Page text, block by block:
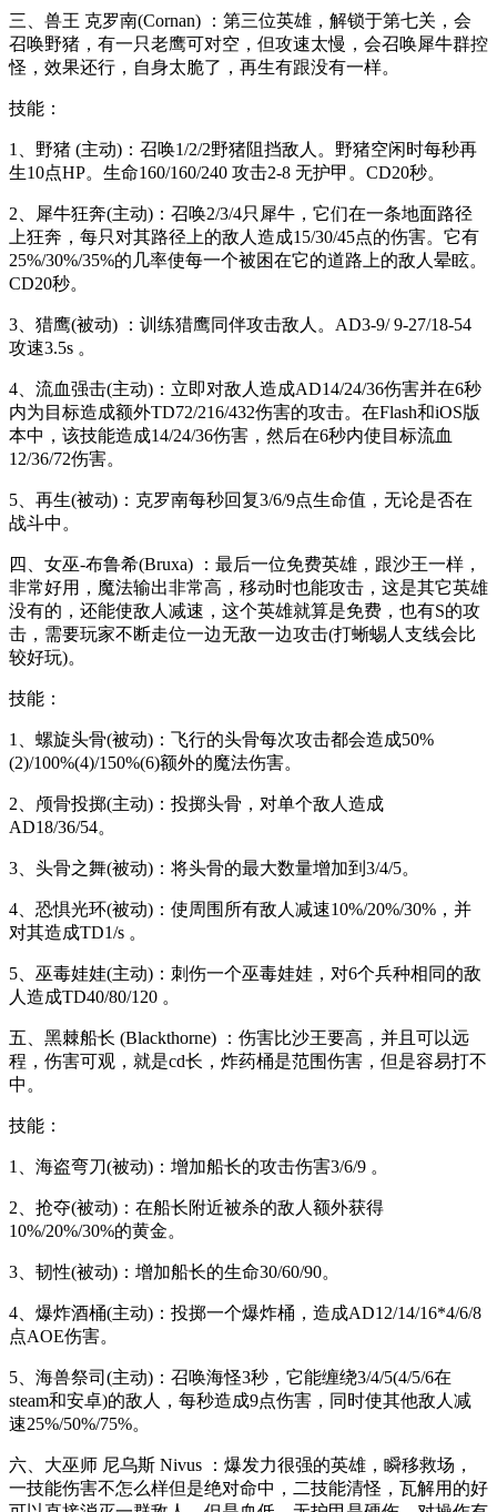
三、兽王 克罗南(Cornan) ：第三位英雄，解锁于第七关，会
召唤野猪，有一只老鹰可对空，但攻速太慢，会召唤犀牛群控
怪，效果还行，自身太脆了，再生有跟没有一样。
技能：
1、野猪 (主动)：召唤1/2/2野猪阻挡敌人。野猪空闲时每秒再
生10点HP。生命160/160/240 攻击2-8 无护甲。CD20秒。
2、犀牛狂奔(主动)：召唤2/3/4只犀牛，它们在一条地面路径
上狂奔，每只对其路径上的敌人造成15/30/45点的伤害。它有
25%/30%/35%的几率使每一个被困在它的道路上的敌人晕眩。
CD20秒。
3、猎鹰(被动) ：训练猎鹰同伴攻击敌人。AD3-9/ 9-27/18-54
攻速3.5s 。
4、流血强击(主动)：立即对敌人造成AD14/24/36伤害并在6秒
内为目标造成额外TD72/216/432伤害的攻击。在Flash和iOS版
本中，该技能造成14/24/36伤害，然后在6秒内使目标流血
12/36/72伤害。
5、再生(被动)：克罗南每秒回复3/6/9点生命值，无论是否在
战斗中。
四、女巫-布鲁希(Bruxa) ：最后一位免费英雄，跟沙王一样，
非常好用，魔法输出非常高，移动时也能攻击，这是其它英雄
没有的，还能使敌人减速，这个英雄就算是免费，也有S的攻
击，需要玩家不断走位一边无敌一边攻击(打蜥蜴人支线会比
较好玩)。
技能：
1、螺旋头骨(被动)：飞行的头骨每次攻击都会造成50%
(2)/100%(4)/150%(6)额外的魔法伤害。
2、颅骨投掷(主动)：投掷头骨，对单个敌人造成
AD18/36/54。
3、头骨之舞(被动)：将头骨的最大数量增加到3/4/5。
4、恐惧光环(被动)：使周围所有敌人减速10%/20%/30%，并
对其造成TD1/s 。
5、巫毒娃娃(主动)：刺伤一个巫毒娃娃，对6个兵种相同的敌
人造成TD40/80/120 。
五、黑棘船长 (Blackthorne) ：伤害比沙王要高，并且可以远
程，伤害可观，就是cd长，炸药桶是范围伤害，但是容易打不
中。
技能：
1、海盗弯刀(被动)：增加船长的攻击伤害3/6/9 。
2、抢夺(被动)：在船长附近被杀的敌人额外获得
10%/20%/30%的黄金。
3、韧性(被动)：增加船长的生命30/60/90。
4、爆炸酒桶(主动)：投掷一个爆炸桶，造成AD12/14/16*4/6/8
点AOE伤害。
5、海兽祭司(主动)：召唤海怪3秒，它能缠绕3/4/5(4/5/6在
steam和安卓)的敌人，每秒造成9点伤害，同时使其他敌人减
速25%/50%/75%。
六、大巫师 尼乌斯 Nivus ：爆发力很强的英雄，瞬移救场，
一技能伤害不怎么样但是绝对命中，二技能清怪，瓦解用的好